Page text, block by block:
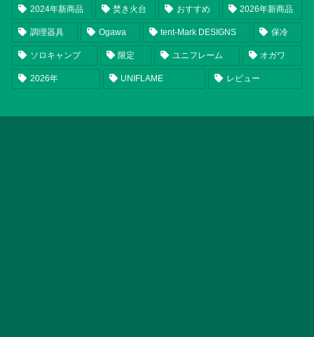
2024年新商品 焚き火台 おすすめ 2026年新商品
調理器具 Ogawa tent-Mark DESIGNS 保冷
ソロキャンプ 限定 ユニフレーム オガワ
2026年 UNIFLAME レビュー